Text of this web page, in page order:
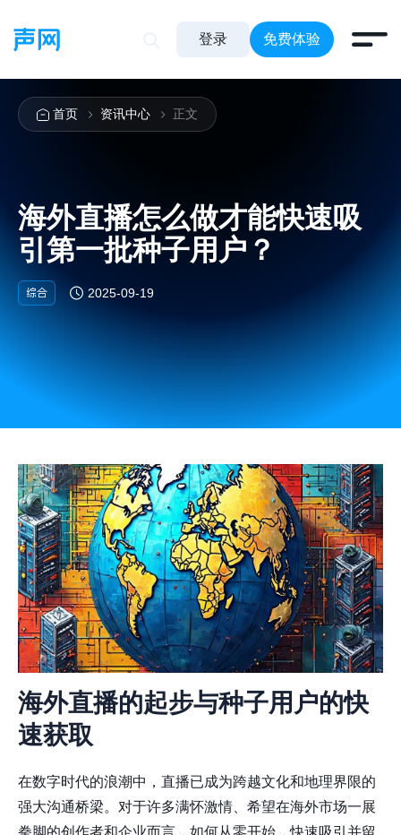
登录 免费体验
首页 资讯中心 正文
海外直播怎么做才能快速吸
引第一批种子用户？
综合 2025-09-19
海外直播的起步与种子用户的快
速获取
在数字时代的浪潮中，直播已成为跨越文化和地理界限的
强大沟通桥梁。对于许多满怀激情、希望在海外市场一展